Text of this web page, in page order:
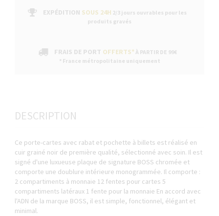
EXPÉDITION SOUS 24H 2/3 jours ouvrables pour les
produits gravés
FRAIS DE PORT OFFERTS* À PARTIR DE 99€
* France métropolitaine uniquement
DESCRIPTION
Ce porte-cartes avec rabat et pochette à billets est réalisé en
cuir grainé noir de première qualité, sélectionné avec soin. Il est
signé d'une luxueuse plaque de signature BOSS chromée et
comporte une doublure intérieure monogrammée. Il comporte :
2 compartiments à monnaie 12 fentes pour cartes 5
compartiments latéraux 1 fente pour la monnaie En accord avec
l'ADN de la marque BOSS, il est simple, fonctionnel, élégant et
minimal.